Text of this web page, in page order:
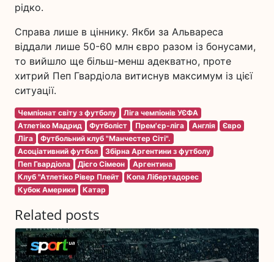
рідко.
Справа лише в ціннику. Якби за Альвареса
віддали лише 50-60 млн євро разом із бонусами,
то вийшло ще більш-менш адекватно, проте
хитрий Пеп Гвардіола витиснув максимум із цієї
ситуації.
Чемпіонат світу з футболу
Ліга чемпіонів УЄФА
Атлетіко Мадрид
Футболіст Прем'єр-ліга Англія
Євро
Ліга
Футбольний клуб "Манчестер Сіті".
Асоціативний футбол
Збірна Аргентини з футболу
Пеп Гвардіола
Дієго Сімеон
Аргентина
Клуб "Атлетіко Рівер Плейт
Копа Лібертадорес
Кубок Америки
Катар
Related posts